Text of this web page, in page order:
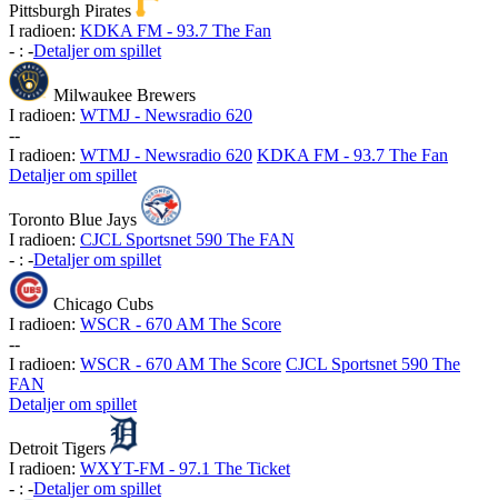
Pittsburgh Pirates
I radioen: KDKA FM - 93.7 The Fan
- : -Detaljer om spillet
Milwaukee Brewers
I radioen: WTMJ - Newsradio 620
--
I radioen: WTMJ - Newsradio 620 KDKA FM - 93.7 The Fan
Detaljer om spillet
Toronto Blue Jays
I radioen: CJCL Sportsnet 590 The FAN
- : -Detaljer om spillet
Chicago Cubs
I radioen: WSCR - 670 AM The Score
--
I radioen: WSCR - 670 AM The Score CJCL Sportsnet 590 The
FAN
Detaljer om spillet
Detroit Tigers
I radioen: WXYT-FM - 97.1 The Ticket
- : -Detaljer om spillet